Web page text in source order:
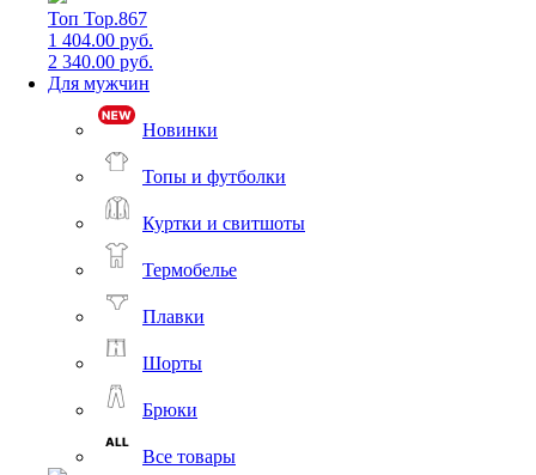
Топ Top.867
1 404.00 руб.
2 340.00 руб.
Для мужчин
Новинки
Топы и футболки
Куртки и свитшоты
Термобелье
Плавки
Шорты
Брюки
Все товары